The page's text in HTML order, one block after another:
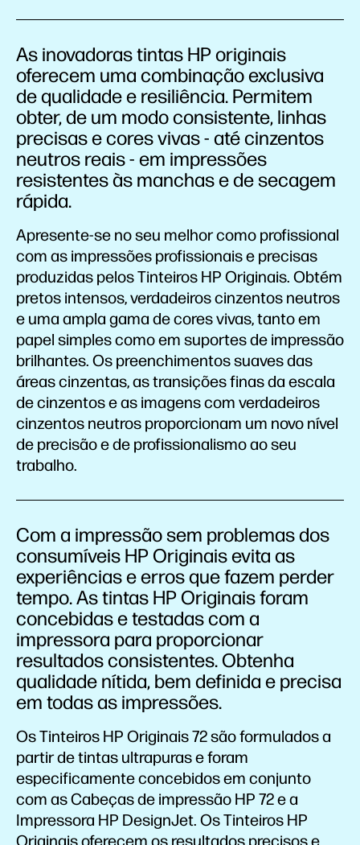
As inovadoras tintas HP originais
oferecem uma combinação exclusiva
de qualidade e resiliência. Permitem
obter, de um modo consistente, linhas
precisas e cores vivas - até cinzentos
neutros reais - em impressões
resistentes às manchas e de secagem
rápida.
Apresente-se no seu melhor como profissional
com as impressões profissionais e precisas
produzidas pelos Tinteiros HP Originais. Obtém
pretos intensos, verdadeiros cinzentos neutros
e uma ampla gama de cores vivas, tanto em
papel simples como em suportes de impressão
brilhantes. Os preenchimentos suaves das
áreas cinzentas, as transições finas da escala
de cinzentos e as imagens com verdadeiros
cinzentos neutros proporcionam um novo nível
de precisão e de profissionalismo ao seu
trabalho.
Com a impressão sem problemas dos
consumíveis HP Originais evita as
experiências e erros que fazem perder
tempo. As tintas HP Originais foram
concebidas e testadas com a
impressora para proporcionar
resultados consistentes. Obtenha
qualidade nítida, bem definida e precisa
em todas as impressões.
Os Tinteiros HP Originais 72 são formulados a
partir de tintas ultrapuras e foram
especificamente concebidos em conjunto
com as Cabeças de impressão HP 72 e a
Impressora HP DesignJet. Os Tinteiros HP
Originais oferecem os resultados precisos e